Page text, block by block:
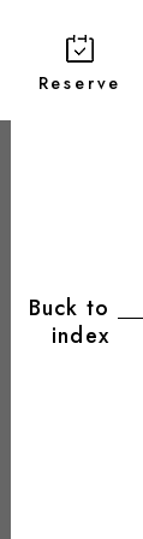
Reserve
Buck to
index